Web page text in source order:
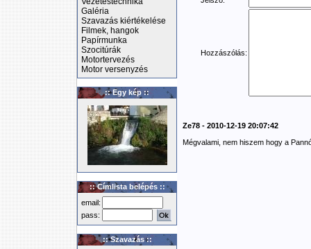
Galéria
Szavazás kiértékelése
Filmek, hangok
Papírmunka
Szocitúrák
Motortervezés
Motor versenyzés
:: Egy kép ::
:: Címlista belépés ::
email:
pass:
:: Szavazás ::
Hozzászólás:
Ze78 - 2010-12-19 20:07:42
Mégvalami, nem hiszem hogy a